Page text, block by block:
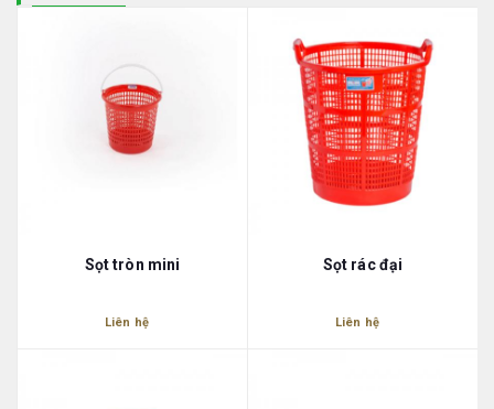
Sọt tròn mini
Liên hệ
Sọt rác đại
Liên hệ